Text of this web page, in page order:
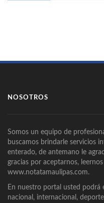
NOSOTROS
Somos un equipo de
buscamos brindarle servicios
enterado, de antemano le
gracias por aceptarnos,
www.notatamaulipas.com.
En nuestro portal usted podrá
nacional, internacional,